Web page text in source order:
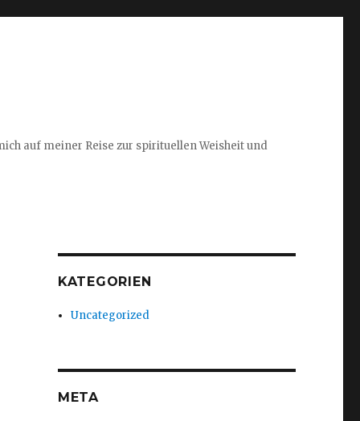
auf meiner Reise zur spirituellen Weisheit und
KATEGORIEN
Uncategorized
META